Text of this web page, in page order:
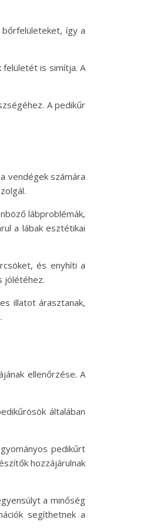
így a
felületét is simítja. A
A pedikűr
vendégek számára
lábproblémák,
a lábak esztétikai
és enyhíti a
jólétéhez.
illatot árasztanak,
ellenőrzése. A
általában
pedikűrt
hozzájárulnak
a minőség
segíthetnek a